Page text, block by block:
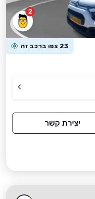
2
23 צפו ברכב זה
יצירת קשר